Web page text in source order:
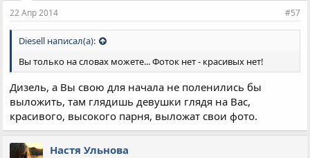
22 Апр 2014 #57
Diesell написал(а):
Вы только на словах можете... Фоток нет - красивых нет!
Дизель, а Вы свою для начала не поленились бы
выложить, там глядишь девушки глядя на Вас,
красивого, высокого парня, выложат свои фото.
Настя Ульнова